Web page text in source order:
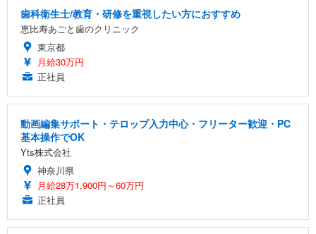
歯科衛生士/教育・研修を重視したい方におすすめ
恵比寿あごと歯のクリニック
東京都
月給30万円
正社員
動画編集サポート・テロップ入力中心・フリーター歓迎・PC
基本操作でOK
Yts株式会社
神奈川県
月給28万1,900円～60万円
正社員